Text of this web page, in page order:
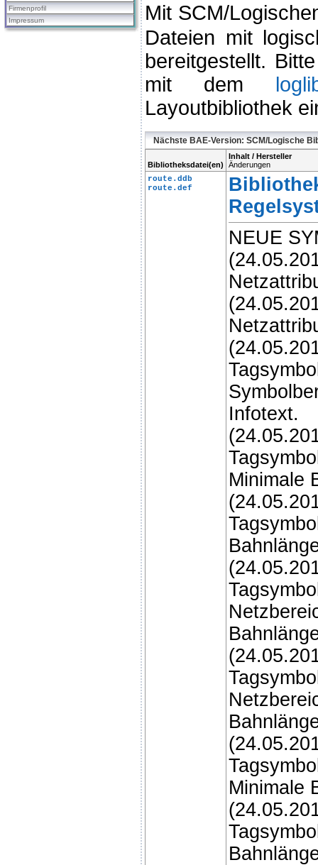
Firmenprofil
Impressum
Mit SCM/
Dateien mit
bereitgestellt.
mit dem
Layoutbibliothek
Nächste BAE-Version: SCM/Logische
Bibliotheksdatei(en)
Inhalt / Hersteller
Änderungen
route.ddb
route.def
NEUE
Infotext.
Minimale
Minimale